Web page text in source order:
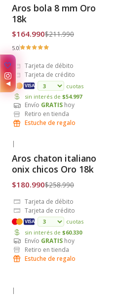
Envío Gratis
Aros bola 8 mm Oro
18k
$164.990$211.990
5.0
Tarjeta de débito
Tarjeta de crédito
VISA
cuotas
sin interés de $54.997
Envío GRATIS hoy
Retiro en tienda
Estuche de regalo
Envío Gratis
|
Aros chaton italiano
onix chicos Oro 18k
$180.990$258.990
Tarjeta de débito
Tarjeta de crédito
VISA
cuotas
sin interés de $60.330
Envío GRATIS hoy
Retiro en tienda
Estuche de regalo
|
✨
◀